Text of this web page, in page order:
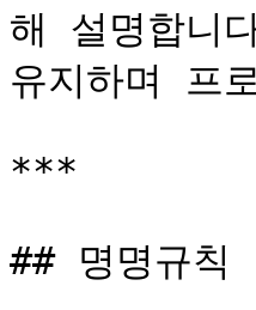
해 설명합니
유지하며 프
***
## 명명규칙